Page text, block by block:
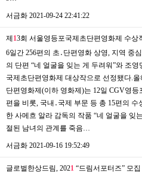
서금화 2021-09-24 22:41:22
제 13회 서울영등포국제초단편영화제 수상
6일간 256편의 초․단편영화 상영, 지역 중
의 단편 “네 얼굴을 잊는 게 두려워”와 조영
국제초단편영화제 대상작으로 선정됐다.
단편영화제(이하 영화제)는 12일 CGV영
편을 비롯, 국내․국제 부문 등 총 15편의
한 사메흐 알라 감독의 작품 “네 얼굴을 잊
절된 남녀의 관계를 죽음…
서금화 2021-09-16 19:52:49
글로벌한상드림, 2021 “드림서포터즈” 모집